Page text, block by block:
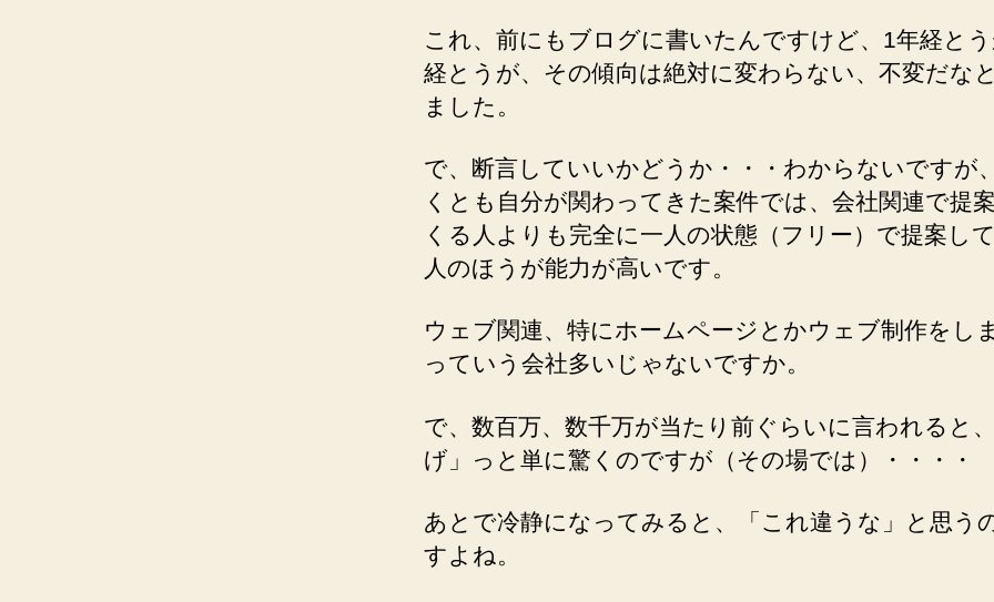
これ、前にもブログに書いたんですけど、1年経と
経とうが、その傾向は絶対に変わらない、不変だな
ました。
で、断言していいかどうか・・・わからないですが
くとも自分が関わってきた案件では、会社関連で提
くる人よりも完全に一人の状態（フリー）で提案し
人のほうが能力が高いです。
ウェブ関連、特にホームページとかウェブ制作をし
っていう会社多いじゃないですか。
で、数百万、数千万が当たり前ぐらいに言われると
げ」っと単に驚くのですが（その場では）・・・・
あとで冷静になってみると、「これ違うな」と思う
すよね。